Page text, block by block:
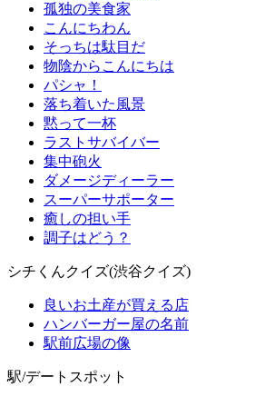
孤独の美食家
こんにちわん
そっちは駄目だ
物陰からこんにちは
パシャ！
落ち着いた風景
黙って一杯
ラストサバイバー
集中砲火
ダメージディーラー
スーパーサポーター
癒しの担い手
調子はどう？
シチくんクイズ(渋谷クイズ)
良いお土産が買える店
ハンバーガー屋の名前
駅前広場の像
駅/デートスポット